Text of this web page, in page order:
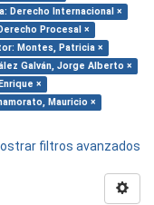
Derecho Internacional ×
Procesal ×
Montes, Patricia ×
Galván, Jorge Alberto ×
×
Mauricio ×
filtros avanzados